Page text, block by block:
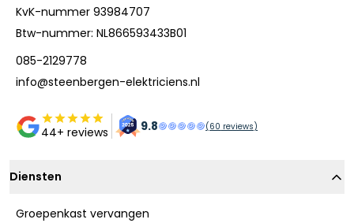
KvK-nummer 93984707
Btw-nummer: NL866593433B01
085-2129778
info@steenbergen-elektriciens.nl
44+ reviews 9.8 (60 reviews)
Diensten
Groepenkast vervangen